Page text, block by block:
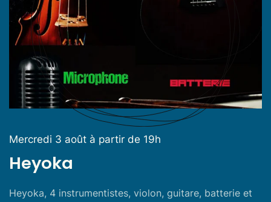
Mercredi 3 août à partir de 19h
Heyoka
Heyoka, 4 instrumentistes, violon, guitare, batterie et